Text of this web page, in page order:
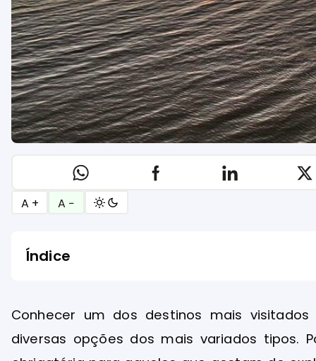
A + A −
Índice
Conhecer um dos destinos mais
diversas opções dos mais variados tipos.